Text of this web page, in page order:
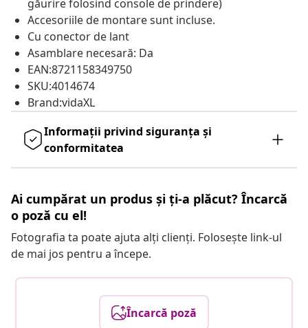
găurire folosind console de prindere)
Accesoriile de montare sunt incluse.
Cu conector de lant
Asamblare necesară: Da
EAN:8721158349750
SKU:4014674
Brand:vidaXL
Informații privind siguranța și
conformitatea
Ai cumpărat un produs și ți-a plăcut? Încarcă
o poză cu el!
Fotografia ta poate ajuta alți clienți. Folosește link-ul
de mai jos pentru a începe.
Încarcă poză